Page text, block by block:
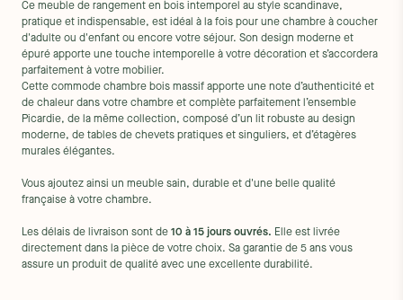
Ce meuble de rangement en bois intemporel au style scandinave,
pratique et indispensable, est idéal à la fois pour une chambre à coucher
d'adulte ou d'enfant ou encore votre séjour. Son design moderne et
épuré apporte une touche intemporelle à votre décoration et s’accordera
parfaitement à votre mobilier.
Cette commode chambre bois massif apporte une note d’authenticité et
de chaleur dans votre chambre et complète parfaitement l’ensemble
Picardie, de la même collection, composé d’un lit robuste au design
moderne, de tables de chevets pratiques et singuliers, et d’étagères
murales élégantes.
Vous ajoutez ainsi un meuble sain, durable et d'une belle qualité
française à votre chambre.
Les délais de livraison sont de 10 à 15 jours ouvrés. Elle est livrée
directement dans la pièce de votre choix. Sa garantie de 5 ans vous
assure un produit de qualité avec une excellente durabilité.